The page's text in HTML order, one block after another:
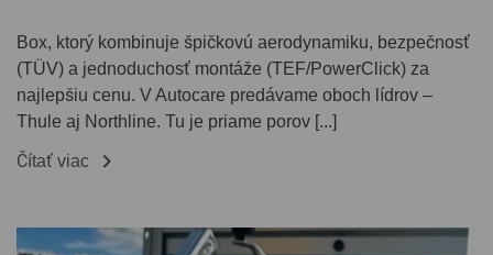
Box, ktorý kombinuje špičkovú aerodynamiku, bezpečnosť
(TÜV) a jednoduchosť montáže (TEF/PowerClick) za
najlepšiu cenu. V Autocare predávame oboch lídrov –
Thule aj Northline. Tu je priame porov [...]
Čítať viac 